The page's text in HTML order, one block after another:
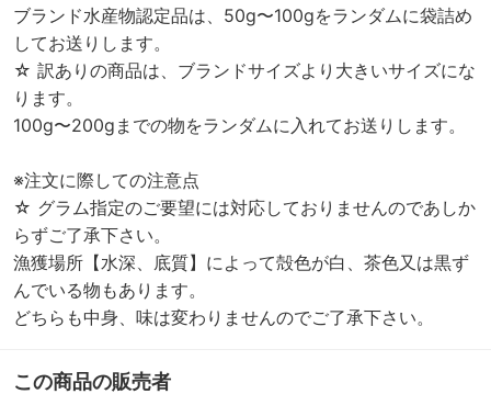
ブランド水産物認定品は、50g〜100gをランダムに袋詰め
してお送りします。
☆ 訳ありの商品は、ブランドサイズより大きいサイズにな
ります。
100g〜200gまでの物をランダムに入れてお送りします。
※注文に際しての注意点
☆ グラム指定のご要望には対応しておりませんのであしか
らずご了承下さい。
漁獲場所【水深、底質】によって殻色が白、茶色又は黒ず
んでいる物もあります。
この商品の販売者